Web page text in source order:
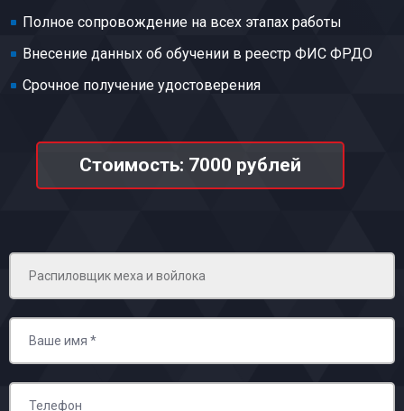
Полное сопровождение на всех этапах работы
Внесение данных об обучении в реестр ФИС ФРДО
Срочное получение удостоверения
Стоимость: 7000 рублей